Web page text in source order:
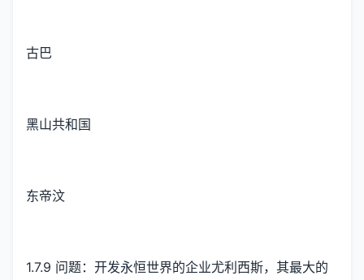
古巴
黑山共和国
东帝汶
1.7.9 问题：开发永恒世界的企业尤利西斯，其最大的